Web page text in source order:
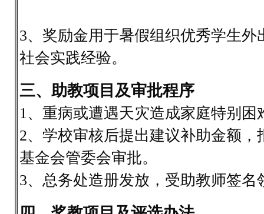
3、奖励金用于暑假组织优秀学生外
社会实践经验。
三、助教项目及审批程序
1、重病或遭遇天灾造成家庭特别困
2、学校审核后提出建议补助金额，
基金会管委会审批。
3、总务处造册发放，受助教师签名